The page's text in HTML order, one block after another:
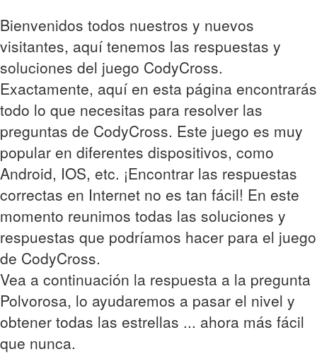
Bienvenidos todos nuestros y nuevos
visitantes, aquí tenemos las respuestas y
soluciones del juego CodyCross.
Exactamente, aquí en esta página encontrarás
todo lo que necesitas para resolver las
preguntas de CodyCross. Este juego es muy
popular en diferentes dispositivos, como
Android, IOS, etc. ¡Encontrar las respuestas
correctas en Internet no es tan fácil! En este
momento reunimos todas las soluciones y
respuestas que podríamos hacer para el juego
de CodyCross.
Vea a continuación la respuesta a la pregunta
Polvorosa, lo ayudaremos a pasar el nivel y
obtener todas las estrellas ... ahora más fácil
que nunca.